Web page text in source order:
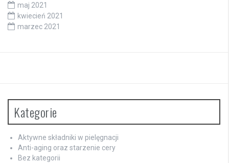
maj 2021
kwiecień 2021
marzec 2021
Kategorie
Aktywne składniki w pielęgnacji
Anti-aging oraz starzenie cery
Bez kategorii